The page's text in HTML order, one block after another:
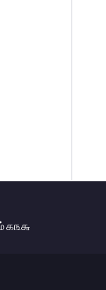
௧௩௬